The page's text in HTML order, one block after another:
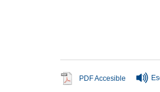
PDF Accesible Se abre